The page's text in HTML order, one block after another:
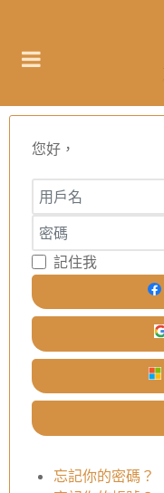
您好，
用戶名
密碼
記住我
忘記你的密碼？